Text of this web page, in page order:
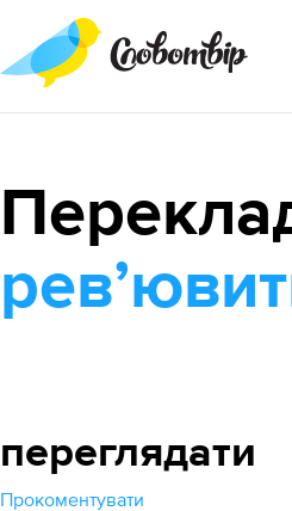
переглядати
Прокоментувати